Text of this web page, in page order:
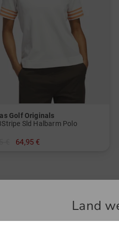
Golf Originals
Sld Halbarm Polo
64,95 €
Land